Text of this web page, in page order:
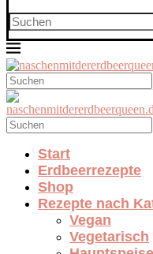
Start
Erdbeerrezepte
Shop
Rezepte nach
Vegan
Vegetarisch